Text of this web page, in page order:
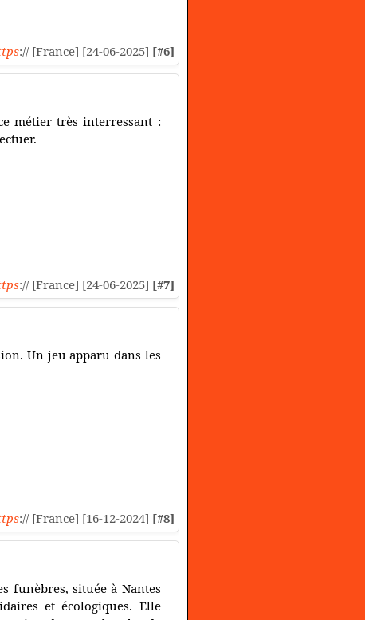
:// [France] [24-06-2025] [#6]
métier très interressant :
:// [France] [24-06-2025] [#7]
Un jeu apparu dans les
:// [France] [16-12-2024] [#8]
funèbres, située à Nantes
et écologiques. Elle